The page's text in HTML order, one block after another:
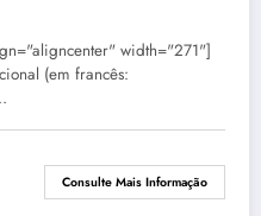
width="271"]
(em francês:
Consulte Mais Informação